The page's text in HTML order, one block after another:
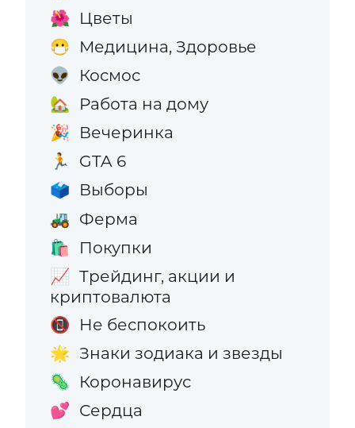
🌺 Цветы
😷 Медицина, Здоровье
👽 Космос
🏡 Работа на дому
🎉 Вечеринка
🏃 GTA 6
🗳️ Выборы
🚜 Ферма
🛍️ Покупки
📈 Трейдинг, акции и
криптовалюта
📵 Не беспокоить
🌟 Знаки зодиака и звезды
🦠 Коронавирус
💕 Сердца